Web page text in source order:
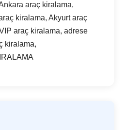
araç kiralama,
kiralama, Akyurt araç
araç kiralama, adrese
kiralama,